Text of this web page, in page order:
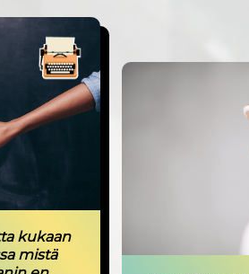
kukaan
mistä